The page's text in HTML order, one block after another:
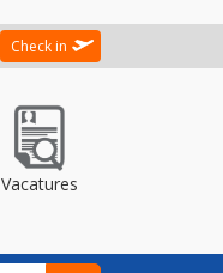
Check in
Vacatures